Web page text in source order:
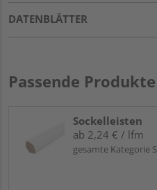
DATENBLÄTTER
Passende Produkte
Sockelleisten
ab 2,24 € / lfm
gesamte Kategorie